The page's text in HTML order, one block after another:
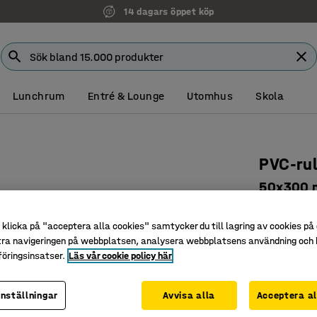
14 dagars öppet köp
Lunchrum Entré & Lounge Utomhus Skola
PVC-
50x300
Tålig
Längd (mm)
på "acceptera alla cookies" samtycker du till lagring av cookies på
navigeringen på webbplatsen, analysera webbplatsens användning
Läs vår cookie policy här
Avvisa alla Acceptera